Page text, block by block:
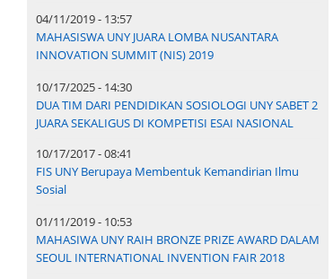
04/11/2019 - 13:57
MAHASISWA UNY JUARA LOMBA NUSANTARA
INNOVATION SUMMIT (NIS) 2019
10/17/2025 - 14:30
DUA TIM DARI PENDIDIKAN SOSIOLOGI UNY SABET 2
JUARA SEKALIGUS DI KOMPETISI ESAI NASIONAL
10/17/2017 - 08:41
FIS UNY Berupaya Membentuk Kemandirian Ilmu
Sosial
01/11/2019 - 10:53
MAHASIWA UNY RAIH BRONZE PRIZE AWARD DALAM
SEOUL INTERNATIONAL INVENTION FAIR 2018